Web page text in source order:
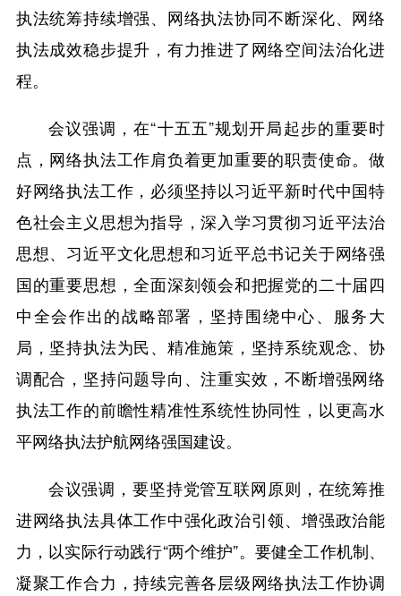
执法统筹持续增强、网络执法协同不断深化、网络
执法成效稳步提升，有力推进了网络空间法治化进
程。
会议强调，在“十五五”规划开局起步的重要时
点，网络执法工作肩负着更加重要的职责使命。做
好网络执法工作，必须坚持以习近平新时代中国特
色社会主义思想为指导，深入学习贯彻习近平法治
思想、习近平文化思想和习近平总书记关于网络强
国的重要思想，全面深刻领会和把握党的二十届四
中全会作出的战略部署，坚持围绕中心、服务大
局，坚持执法为民、精准施策，坚持系统观念、协
调配合，坚持问题导向、注重实效，不断增强网络
执法工作的前瞻性精准性系统性协同性，以更高水
平网络执法护航网络强国建设。
会议强调，要坚持党管互联网原则，在统筹推
进网络执法具体工作中强化政治引领、增强政治能
力，以实际行动践行“两个维护”。要健全工作机制、
凝聚工作合力，持续完善各层级网络执法工作协调